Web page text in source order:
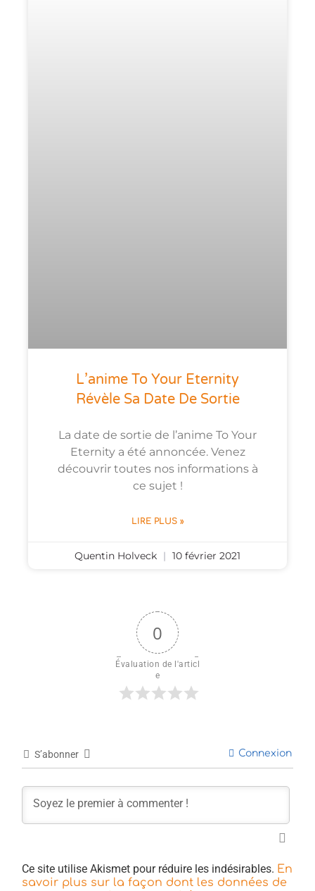
L’anime To Your Eternity
Révèle Sa Date De Sortie
La date de sortie de l’anime To Your
Eternity a été annoncée. Venez
découvrir toutes nos informations à
ce sujet !
LIRE PLUS »
Quentin Holveck 10 février 2021
0
Évaluation de l'articl
e
S’abonner Connexion
Ce site utilise Akismet pour réduire les indésirables. En
savoir plus sur la façon dont les données de